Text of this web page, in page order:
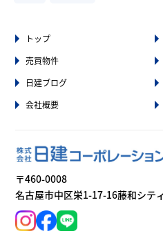
トップ
売買物件
日建ブログ
会社概要
〒460-0008
名古屋市中区栄1-17-16藤和シテ